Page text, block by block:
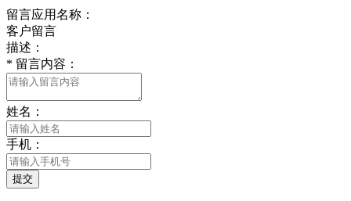
留言应用名称：
客户留言
描述：
* 留言内容：
姓名：
手机：
提交